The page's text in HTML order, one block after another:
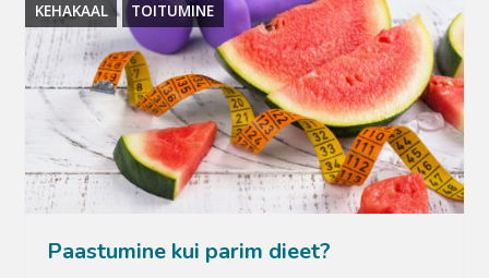
KEHAKAAL TOITUMINE
Paastumine kui parim dieet?